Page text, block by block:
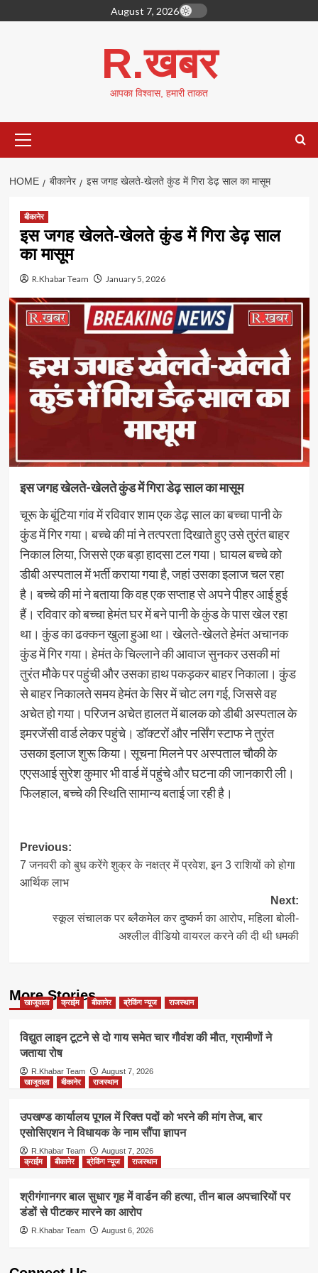
to
August 7, 2026
R.खबर
आपका विश्वास, हमारी ताकत
Menu
HOME बीकानेर इस जगह खेलते-खेलते कुंड में गिरा डेढ़ साल का मासूम
बीकानेर
इस जगह खेलते-खेलते कुंड में गिरा डेढ़ साल
का मासूम
R.Khabar Team January 5, 2026
इस जगह खेलते-खेलते कुंड में गिरा डेढ़ साल का मासूम
चूरू के बूंटिया गांव में रविवार शाम एक डेढ़ साल का बच्चा पानी के
कुंड में गिर गया। बच्चे की मां ने तत्परता दिखाते हुए उसे तुरंत बाहर
निकाल लिया, जिससे एक बड़ा हादसा टल गया। घायल बच्चे को
डीबी अस्पताल में भर्ती कराया गया है, जहां उसका इलाज चल रहा
है। बच्चे की मां ने बताया कि वह एक सप्ताह से अपने पीहर आई हुई
हैं। रविवार को बच्चा हेमंत घर में बने पानी के कुंड के पास खेल रहा
था। कुंड का ढक्कन खुला हुआ था। खेलते-खेलते हेमंत अचानक
कुंड में गिर गया। हेमंत के चिल्लाने की आवाज सुनकर उसकी मां
तुरंत मौके पर पहुंची और उसका हाथ पकड़कर बाहर निकाला। कुंड
से बाहर निकालते समय हेमंत के सिर में चोट लग गई, जिससे वह
अचेत हो गया। परिजन अचेत हालत में बालक को डीबी अस्पताल के
इमरजेंसी वार्ड लेकर पहुंचे। डॉक्टरों और नर्सिंग स्टाफ ने तुरंत
उसका इलाज शुरू किया। सूचना मिलने पर अस्पताल चौकी के
एएसआई सुरेश कुमार भी वार्ड में पहुंचे और घटना की जानकारी ली।
फिलहाल, बच्चे की स्थिति सामान्य बताई जा रही है।
Post
navigation
Previous:
7 जनवरी को बुध करेंगे शुक्र के नक्षत्र में प्रवेश, इन 3 राशियों को होगा
आर्थिक लाभ
Next:
स्कूल संचालक पर ब्लैकमेल कर दुष्कर्म का आरोप, महिला बोली-
अश्लील वीडियो वायरल करने की दी थी धमकी
More Stories
खाजूवाला क्राईम बीकानेर ब्रेकिंग न्यूज राजस्थान
विद्युत लाइन टूटने से दो गाय समेत चार गौवंश की मौत, ग्रामीणों ने
जताया रोष
R.Khabar Team
August 7, 2026
खाजूवाला
बीकानेर राजस्थान
उपखण्ड कार्यालय पूगल में रिक्त पदों को भरने की मांग तेज, बार
एसोसिएशन ने विधायक के नाम सौंपा ज्ञापन
R.Khabar Team
August 7, 2026
क्राईम
बीकानेर ब्रेकिंग न्यूज राजस्थान
श्रीगंगानगर बाल सुधार गृह में वार्डन की हत्या, तीन बाल अपचारियों पर
डंडों से पीटकर मारने का आरोप
R.Khabar Team August 6, 2026